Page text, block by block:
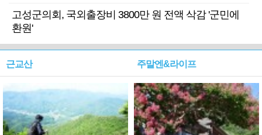
고성군의회, 국외출장비 3800만 원 전액 삭감 '군민에
환원'
근교산 주말엔&라이프